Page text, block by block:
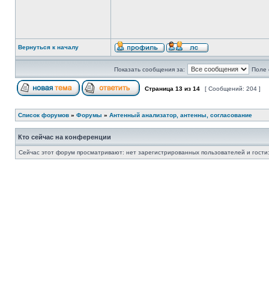
Вернуться к началу
Показать сообщения за: Поле
Страница 13 из 14 [ Сообщений: 204 ]
Список форумов » Форумы » Антенный анализатор, антенны, согласование
Кто сейчас на конференции
Сейчас этот форум просматривают: нет зарегистрированных пользователей и